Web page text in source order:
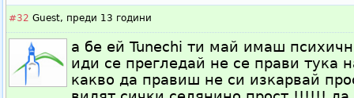
#32 Guest, преди 13 години
а бе ей Tunechi ти май имаш
иди се прегледай не се прави тука
какво да правиш не си изкарвай